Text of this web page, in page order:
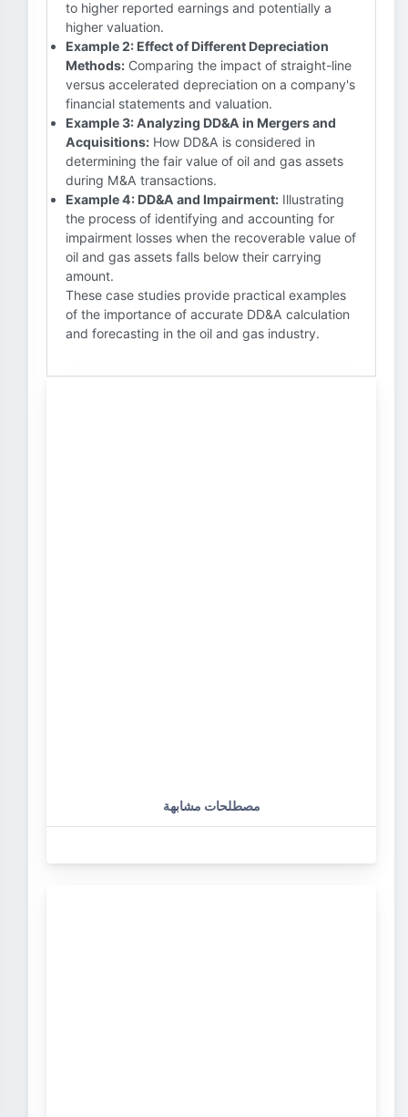
to higher reported earnings and potentially a
higher valuation.
Example 2: Effect of Different Depreciation
Methods: Comparing the impact of straight-line
versus accelerated depreciation on a company's
financial statements and valuation.
Example 3: Analyzing DD&A in Mergers and
Acquisitions: How DD&A is considered in
determining the fair value of oil and gas assets
during M&A transactions.
Example 4: DD&A and Impairment: Illustrating
the process of identifying and accounting for
impairment losses when the recoverable value of
oil and gas assets falls below their carrying
amount.
These case studies provide practical examples
of the importance of accurate DD&A calculation
and forecasting in the oil and gas industry.
مصطلحات مشابهة